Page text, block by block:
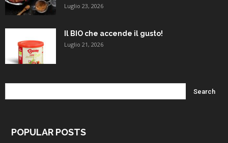
Luglio 23, 2026
Il BIO che accende il gusto!
Luglio 21, 2026
POPULAR POSTS